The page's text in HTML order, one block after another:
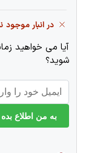
در انبار موجود
آیا می خواهید
شوید؟
به من اطلاع بده